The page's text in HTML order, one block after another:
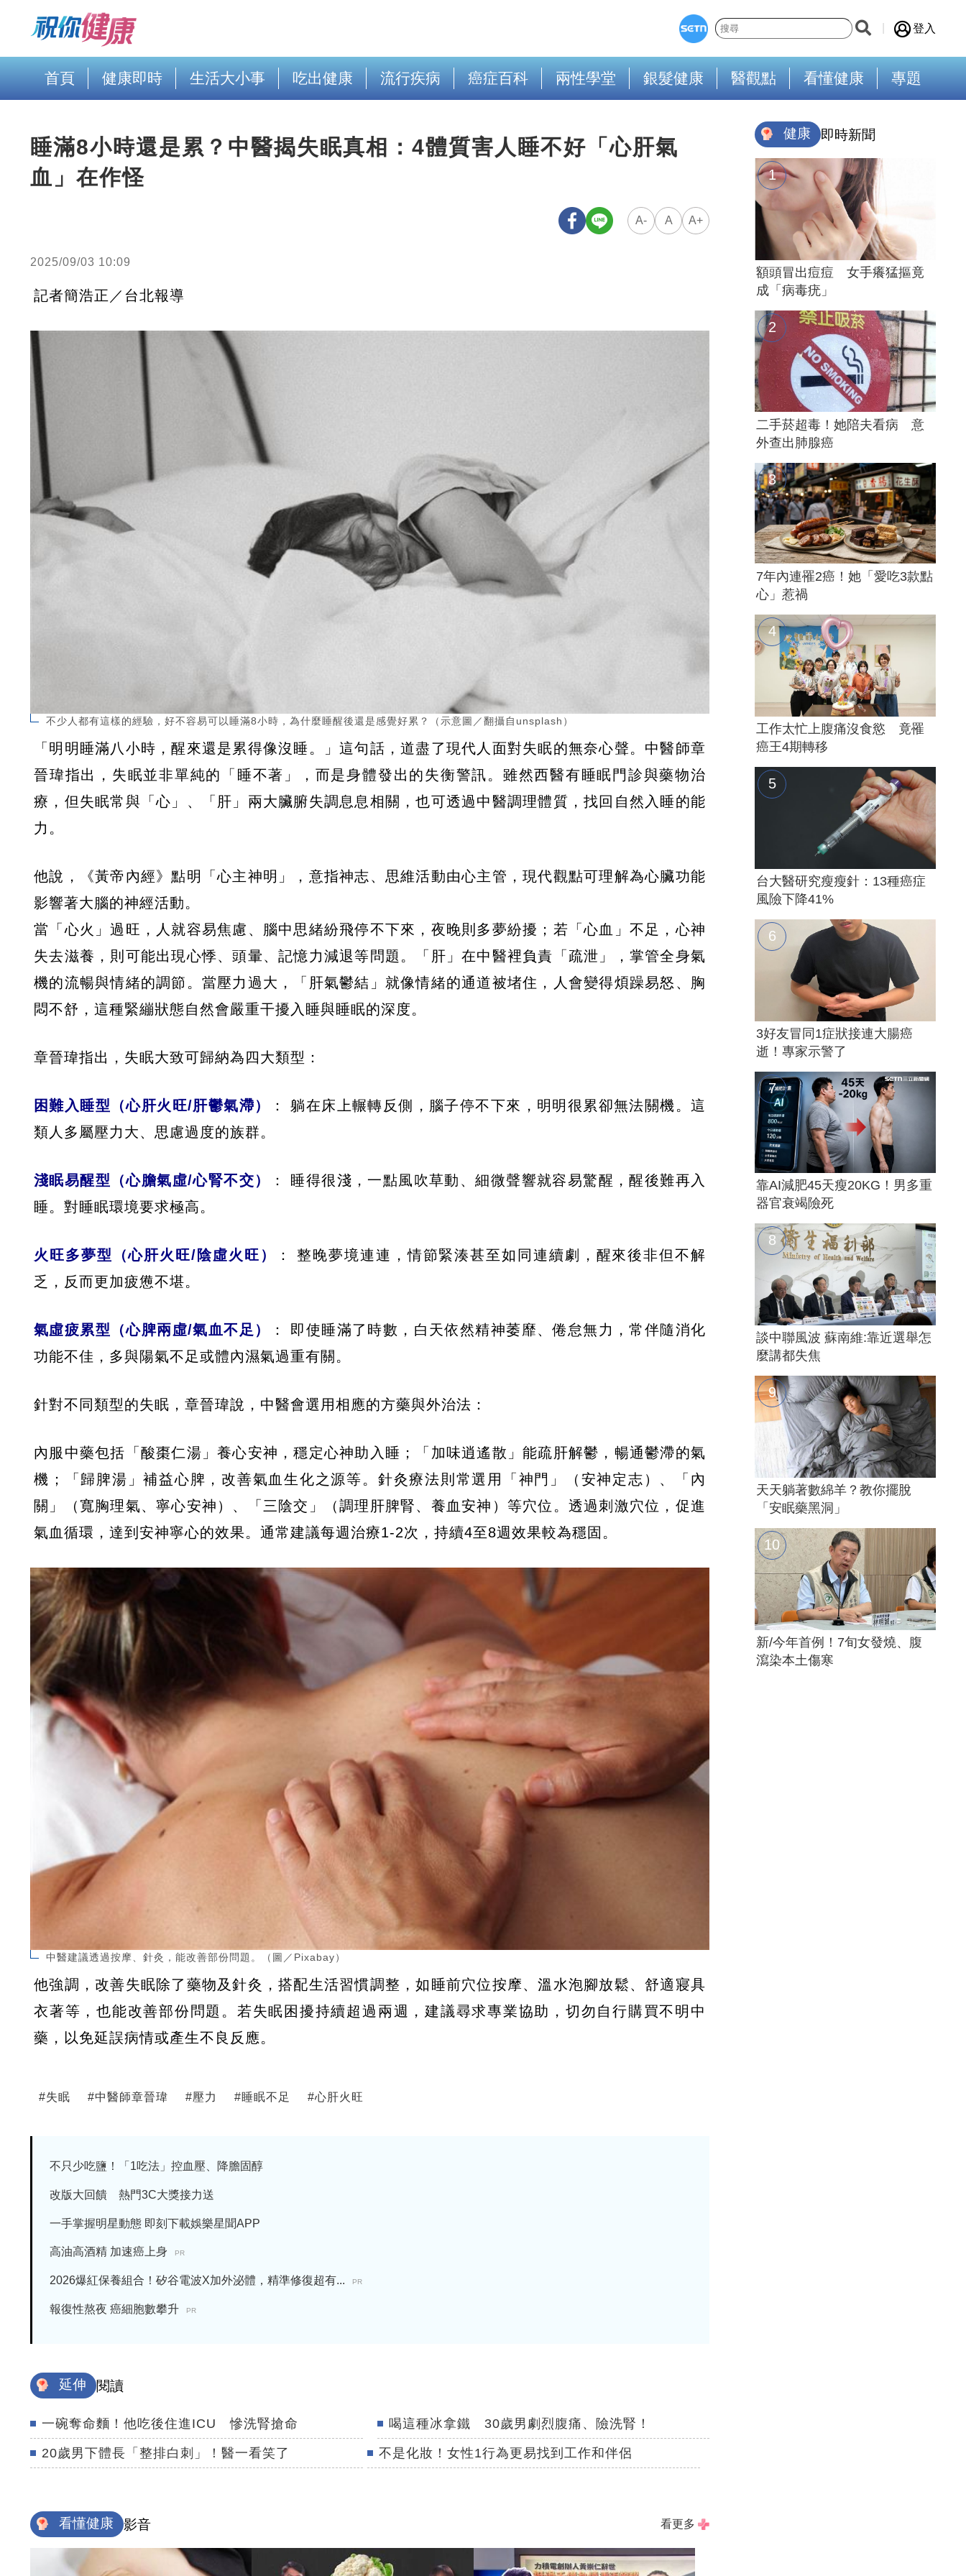
登入
首頁 健康即時 生活大小事 吃出健康 流行疾病 癌症百科 兩性學堂 銀髮健康 醫觀點 看懂健康 專題
睡滿8小時還是累？中醫揭失眠真相：4體質害人睡不好「心肝氣
血」在作怪
A- A A+
2025/09/03 10:09
記者簡浩正／台北報導
不少人都有這樣的經驗，好不容易可以睡滿8小時，為什麼睡醒後還是感覺好累？（示意圖／翻攝自unsplash）
「明明睡滿八小時，醒來還是累得像沒睡。」這句話，道盡了現代人面對失眠的無奈心聲。中醫師章
晉瑋指出，失眠並非單純的「睡不著」，而是身體發出的失衡警訊。雖然西醫有睡眠門診與藥物治
療，但失眠常與「心」、「肝」兩大臟腑失調息息相關，也可透過中醫調理體質，找回自然入睡的能
力。
他說，《黃帝內經》點明「心主神明」，意指神志、思維活動由心主管，現代觀點可理解為心臟功能
影響著大腦的神經活動。
當「心火」過旺，人就容易焦慮、腦中思緒紛飛停不下來，夜晚則多夢紛擾；若「心血」不足，心神
失去滋養，則可能出現心悸、頭暈、記憶力減退等問題。「肝」在中醫裡負責「疏泄」，掌管全身氣
機的流暢與情緒的調節。當壓力過大，「肝氣鬱結」就像情緒的通道被堵住，人會變得煩躁易怒、胸
悶不舒，這種緊繃狀態自然會嚴重干擾入睡與睡眠的深度。
章晉瑋指出，失眠大致可歸納為四大類型：
困難入睡型（心肝火旺/肝鬱氣滯）
： 躺在床上輾轉反側，腦子停不下來，明明很累卻無法關機。這
類人多屬壓力大、思慮過度的族群。
淺眠易醒型（心膽氣虛/心腎不交）
： 睡得很淺，一點風吹草動、細微聲響就容易驚醒，醒後難再入
睡。對睡眠環境要求極高。
火旺多夢型（心肝火旺/陰虛火旺）
： 整晚夢境連連，情節緊湊甚至如同連續劇，醒來後非但不解
乏，反而更加疲憊不堪。
氣虛疲累型（心脾兩虛/氣血不足）
： 即使睡滿了時數，白天依然精神萎靡、倦怠無力，常伴隨消化
功能不佳，多與陽氣不足或體內濕氣過重有關。
針對不同類型的失眠，章晉瑋說，中醫會選用相應的方藥與外治法：
內服中藥包括「酸棗仁湯」養心安神，穩定心神助入睡；「加味逍遙散」能疏肝解鬱，暢通鬱滯的氣
機；「歸脾湯」補益心脾，改善氣血生化之源等。針灸療法則常選用「神門」（安神定志）、「內
關」（寬胸理氣、寧心安神）、「三陰交」（調理肝脾腎、養血安神）等穴位。透過刺激穴位，促進
氣血循環，達到安神寧心的效果。通常建議每週治療1-2次，持續4至8週效果較為穩固。
中醫建議透過按摩、針灸，能改善部份問題。（圖／Pixabay）
他強調，改善失眠除了藥物及針灸，搭配生活習慣調整，如睡前穴位按摩、溫水泡腳放鬆、舒適寢具
衣著等，也能改善部份問題。若失眠困擾持續超過兩週，建議尋求專業協助，切勿自行購買不明中
藥，以免延誤病情或產生不良反應。
#失眠 #中醫師章晉瑋 #壓力 #睡眠不足 #心肝火旺
不只少吃鹽！「1吃法」控血壓、降膽固醇
改版大回饋 熱門3C大獎接力送
一手掌握明星動態 即刻下載娛樂星聞APP
高油高酒精 加速癌上身 PR
2026爆紅保養組合！矽谷電波X加外泌體，精準修復超有... PR
報復性熬夜 癌細胞數攀升 PR
延伸 閱讀
一碗奪命麵！他吃後住進ICU 慘洗腎搶命 喝這種冰拿鐵 30歲男劇烈腹痛、險洗腎！
20歲男下體長「整排白刺」！醫一看笑了 不是化妝！女性1行為更易找到工作和伴侶
看懂健康 影音 看更多
健康 即時新聞
額頭冒出痘痘 女手癢猛摳竟
成「病毒疣」
二手菸超毒！她陪夫看病 意
外查出肺腺癌
7年內連罹2癌！她「愛吃3款點
心」惹禍
工作太忙上腹痛沒食慾 竟罹
癌王4期轉移
台大醫研究瘦瘦針：13種癌症
風險下降41%
3好友冒同1症狀接連大腸癌
逝！專家示警了
靠AI減肥45天瘦20KG！男多重
器官衰竭險死
談中聯風波 蘇南維:靠近選舉怎
麼講都失焦
天天躺著數綿羊？教你擺脫
「安眠藥黑洞」
新/今年首例！7旬女發燒、腹
瀉染本土傷寒